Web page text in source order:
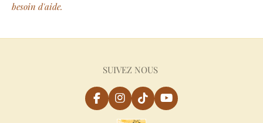
besoin d'aide.
SUIVEZ NOUS
F
a
I
n
T
i
Y
o